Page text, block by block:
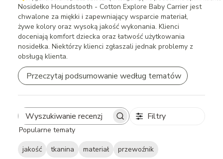
Nosidełko Houndstooth - Cotton Explore Baby Carrier jest
chwalone za miękki i zapewniający wsparcie materiał,
żywe kolory oraz wysoką jakość wykonania. Klienci
doceniają komfort dziecka oraz łatwość użytkowania
nosidełka. Niektórzy klienci zgłaszali jednak problemy z
obsługą klienta.
Przeczytaj podsumowanie według tematów
Search
reviews
Filtry
Popularne tematy
jakość tkanina materiał przewoźnik